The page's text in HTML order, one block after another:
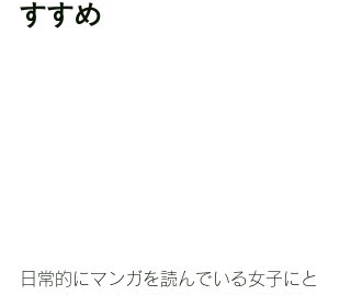
すすめ
日常的にマンガを読んでいる女子にと